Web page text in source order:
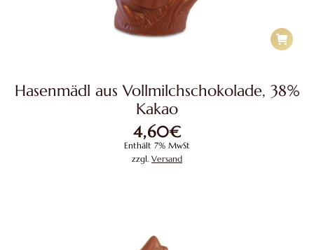
Hasenmädl aus Vollmilchschokolade, 38%
Kakao
4,60€
Enthält 7% MwSt
zzgl. Versand